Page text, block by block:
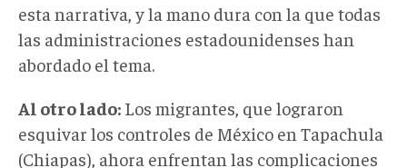
esta narrativa, y la mano dura con la que todas
las administraciones estadounidenses han
abordado el tema.
Al otro lado: Los migrantes, que lograron
esquivar los controles de México en Tapachula
(Chiapas), ahora enfrentan las complicaciones